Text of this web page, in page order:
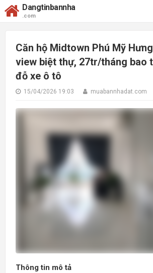
Dangtinbannha
.com
Căn hộ Midtown Phú Mỹ
view biệt thự, 27tr/tháng bao
đỗ xe ô tô
15/04/2026 19:03 muabannhadat.com
Thông tin mô tả